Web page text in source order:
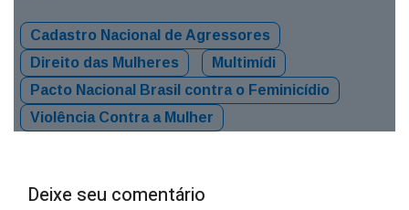
Cadastro Nacional de Agressores
Direito das Mulheres
Multimídi
Pacto Nacional Brasil contra o Feminicídio
Violência Contra a Mulher
Deixe seu comentário